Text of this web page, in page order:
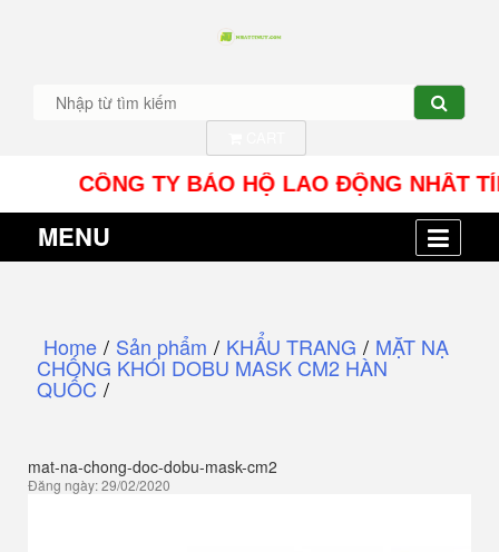
CÔNG TY BẢO HỘ LAO ĐỘNG NHÂT
MENU
Home / Sản phẩm / KHẨU TRANG / MẶT NẠ
CHỐNG KHÓI DOBU MASK CM2 HÀN
QUỐC /
mat-na-chong-doc-dobu-mask-cm2
Đăng ngày: 29/02/2020